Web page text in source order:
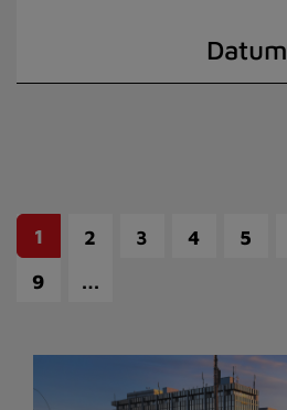
Datum
1 2 3 4 5
9
…